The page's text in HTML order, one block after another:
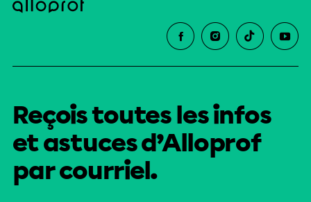
Reçois toutes les infos
et astuces d’Alloprof
par courriel.